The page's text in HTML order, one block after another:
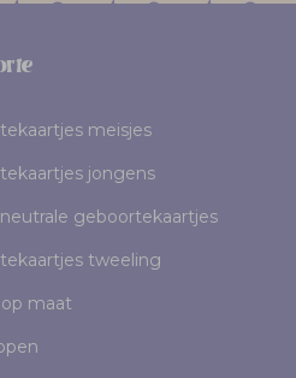
meisjes
jongens
geboortekaartjes
tweeling
maat